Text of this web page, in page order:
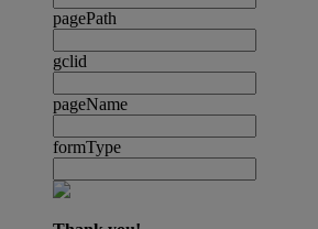
pagePath
gclid
pageName
formType